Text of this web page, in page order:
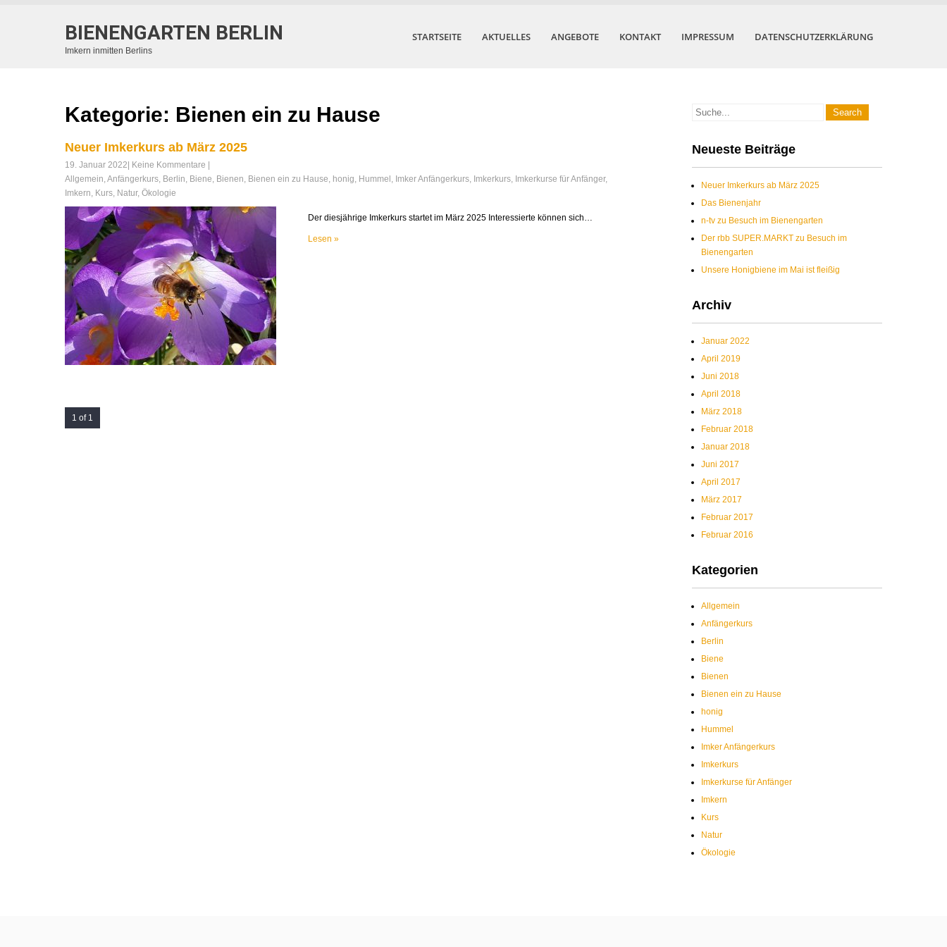
BIENENGARTEN BERLIN
Imkern inmitten Berlins
STARTSEITE AKTUELLES ANGEBOTE KONTAKT IMPRESSUM DATENSCHUTZERKLÄRUNG
Kategorie: Bienen ein zu Hause
Neuer Imkerkurs ab März 2025
19. Januar 2022 Keine Kommentare
Allgemein,Anfängerkurs, Berlin, Biene, Bienen, Bienen ein zu Hause, honig, Hummel , Imker Anfängerkurs, Imkerkurs, Imkerkurse für Anfänger,
Imkern, Kurs, Natur, Ökologie
Der diesjährige Imkerkurs startet im März 2025 Interessierte können sich…
Lesen »
1 of 1
Neueste Beiträge
Neuer Imkerkurs ab März 2025
Das Bienenjahr
n-tv zu Besuch im Bienengarten
Der rbb SUPER.MARKT zu Besuch im
Bienengarten
Unsere Honigbiene im Mai ist fleißig
Archiv
Januar 2022
April 2019
Juni 2018
April 2018
März 2018
Februar 2018
Januar 2018
Juni 2017
April 2017
März 2017
Februar 2017
Februar 2016
Kategorien
Allgemein
Anfängerkurs
Berlin
Biene
Bienen
Bienen ein zu Hause
honig
Hummel
Imker Anfängerkurs
Imkerkurs
Imkerkurse für Anfänger
Imkern
Kurs
Natur
Ökologie